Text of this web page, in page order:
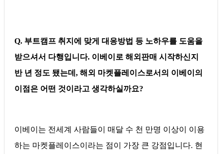
Q. 부트캠프 취지에 맞게 대응방법 등 노하우를 도움을
받으셔서 다행입니다. 이베이로 해외판매 시작하신지
반 년 정도 됐는데, 해외 마켓플레이스로서의 이베이의
이점은 어떤 것이라고 생각하실까요?
이베이는 전세계 사람들이 매달 수 천 만명 이상이 이용
하는 마켓플레이스이라는 점이 가장 큰 강점입니다. 현